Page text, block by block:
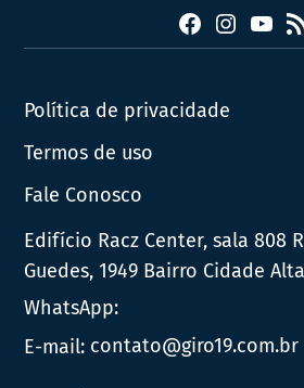
FacebookInstagram
Política de privacidade
Termos de uso
Fale Conosco
Edifício Racz Center, sala 808
Guedes, 1949 Bairro Cidade Alta
WhatsApp:
E-mail: contato@giro19.com.br